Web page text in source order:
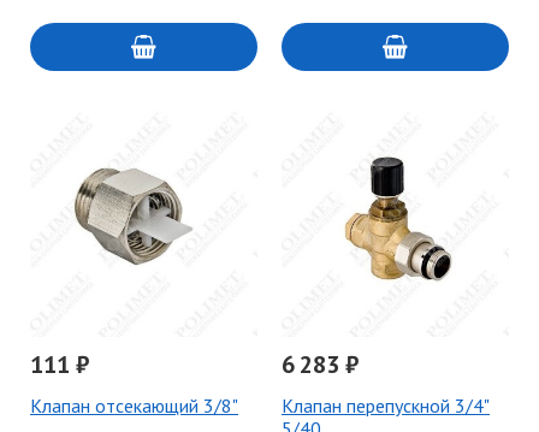
111 ₽
Клапан отсекающий 3/8"
6 283 ₽
Клапан перепускной 3/4"